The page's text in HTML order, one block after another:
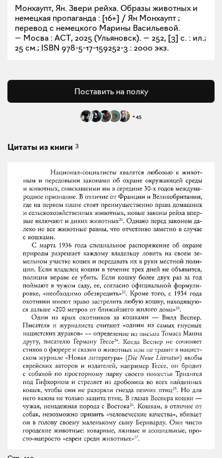
Монхаупт, Ян. Звери рейха. Образы животных и
немецкая пропаганда : [16+] / Ян Монхаупт ;
перевод с немецкого Марины Васильевой.
— Мосва : АСТ, 2025 (Ульяновск). — 252, [3] с. : ил.;
25 см.; ISBN 978-5-17-159252-3 : 2000 экз.
Поставить на полку
+45
Цитаты из книги 3